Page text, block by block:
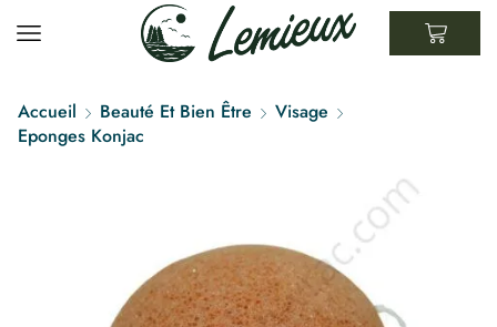
Accueil Beauté Et Bien Être
Visage
Eponges Konjac